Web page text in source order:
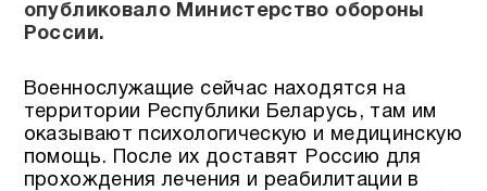
опубликовало Министерство обороны
России.
Военнослужащие сейчас находятся на
территории Республики Беларусь, там им
оказывают психологическую и медицинскую
помощь. После их доставят Россию для
прохождения лечения и реабилитации в